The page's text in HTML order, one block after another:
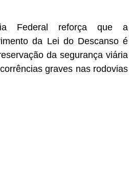
Federal reforça que a
da Lei do Descanso é
da segurança viária
graves nas rodovias